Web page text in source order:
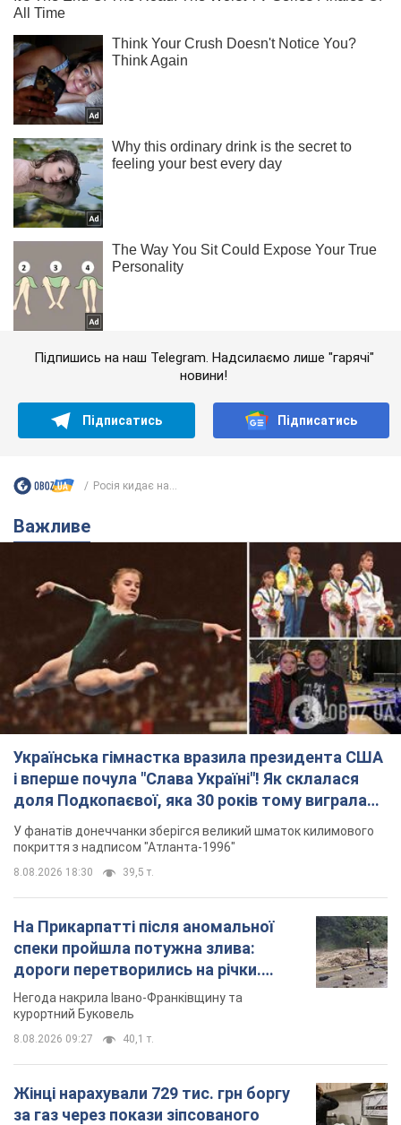
Підпишись на наш Telegram. Надсилаємо лише "гарячі"
новини!
Підписатись Підписатись
Росія кидає на...
Важливе
Українська гімнастка вразила президента США
і вперше почула "Слава Україні"! Як склалася
доля Подкопаєвої, яка 30 років тому виграла
"золото" Олімпіади
У фанатів донеччанки зберігся великий шматок килимового
покриття з надписом "Атланта-1996"
8.08.2026 18:30 39,5 т.
На Прикарпатті після аномальної
спеки пройшла потужна злива:
дороги перетворились на річки.
Відео
Негода накрила Івано-Франківщину та
курортний Буковель
8.08.2026 09:27 40,1 т.
Жінці нарахували 729 тис. грн боргу
за газ через покази зіпсованого